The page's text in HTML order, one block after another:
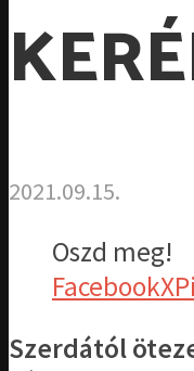
2021.09.15.
Oszd meg!
FacebookX
Szerdától